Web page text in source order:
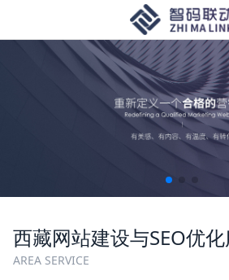
西藏网站建设与SEO优
AREA SERVICE